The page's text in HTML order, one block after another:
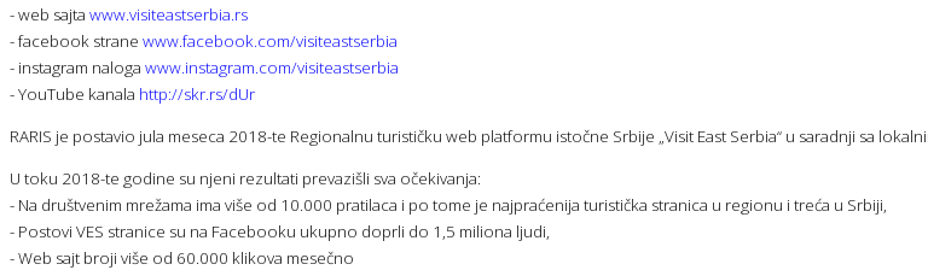
- web sajta www.visiteastserbia.rs
- facebook strane www.facebook.com/visiteastserbia
- instagram naloga www.instagram.com/visiteastserbia
- YouTube kanala http://skr.rs/dUr
RARIS je postavio jula meseca 2018-te Regionalnu turističku web platformu istočne Srbije „Visit East Serbia“ u saradnji sa
U toku 2018-te godine su njeni rezultati prevazišli sva očekivanja:
- Na društvenim mrežama ima više od 10.000 pratilaca i po tome je najpraćenija turistička stranica u regionu i treća u Srbiji,
- Postovi VES stranice su na Facebooku ukupno doprli do 1,5 miliona ljudi,
- Web sajt broji više od 60.000 klikova mesečno